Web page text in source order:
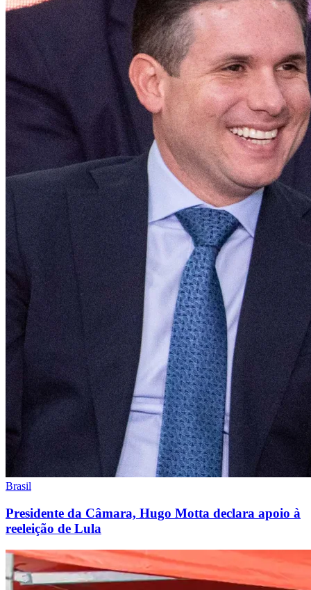
Brasil
Presidente da Câmara, Hugo Motta declara apoio à
reeleição de Lula